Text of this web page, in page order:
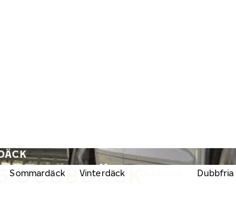
Sommardäck Vinterdäck Dubbfria